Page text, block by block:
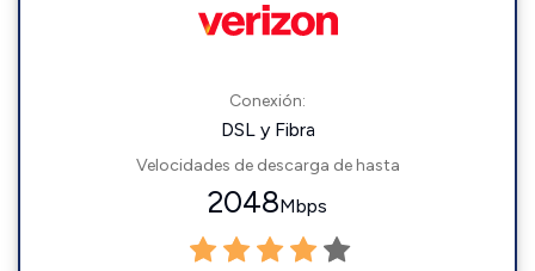
Conexión:
DSL y Fibra
Velocidades de descarga de hasta
2048Mbps